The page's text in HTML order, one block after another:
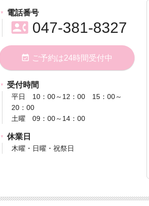
電話番号
contact_phone 047-381-8327
event_available ご予約は24時間受付中
受付時間
平日 10：00～12：00 15：00～
20：00
土曜 09：00～14：00
休業日
木曜・日曜・祝祭日